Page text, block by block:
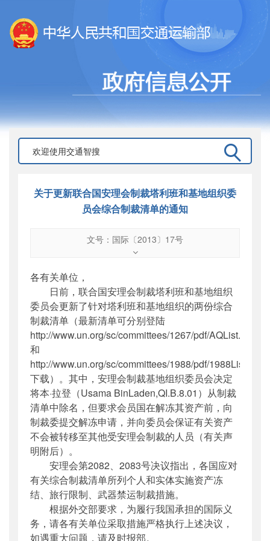
关于更新联合国安理会制裁塔利班和基地组织委
员会综合制裁清单的通知
文号：国际〔2013〕17号
国际〔2013〕17号
公开日期 ：
2013年03月21日
主题词： 联合国安理会;决议;执行;通知;塔利
班;基...
机构分类：国际合作司
主题分类：其他
公文类型
各有关单位，
日前，联合国安理会制裁塔利班和基地组织
委员会更新了针对塔利班和基地组织的两份综合
制裁清单（最新清单可分别登陆
http://www.un.org/sc/committees/1267/pdf/AQList.pdf
和
http://www.un.org/sc/committees/1988/pdf/1988List.pdf
下载）。其中，安理会制裁基地组织委员会决定
将本·拉登（Usama BinLaden,QI.B.8.01）从制裁
清单中除名，但要求会员国在解冻其资产前，向
制裁委提交解冻申请，并向委员会保证有关资产
不会被转移至其他受安理会制裁的人员（有关声
明附后）。
安理会第2082、2083号决议指出，各国应对
有关综合制裁清单所列个人和实体实施资产冻
结、旅行限制、武器禁运制裁措施。
根据外交部要求，为履行我国承担的国际义
务，请各有关单位采取措施严格执行上述决议，
如遇重大问题，请及时报部。